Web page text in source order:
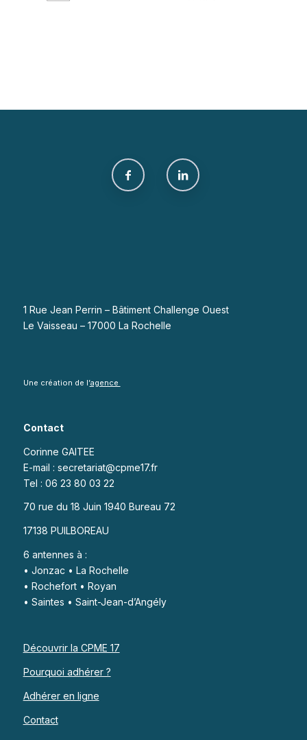
1 Rue Jean Perrin – Bâtiment Challenge Ouest
Le Vaisseau – 17000 La Rochelle
Une création de l’agence
Contact
Corinne GAITEE
E-mail : secretariat@cpme17.fr
Tel : 06 23 80 03 22
70 rue du 18 Juin 1940 Bureau 72
17138 PUILBOREAU
6 antennes à :
• Jonzac • La Rochelle
• Rochefort • Royan
• Saintes • Saint-Jean-d’Angély
Découvrir la CPME 17
Pourquoi adhérer ?
Adhérer en ligne
Contact